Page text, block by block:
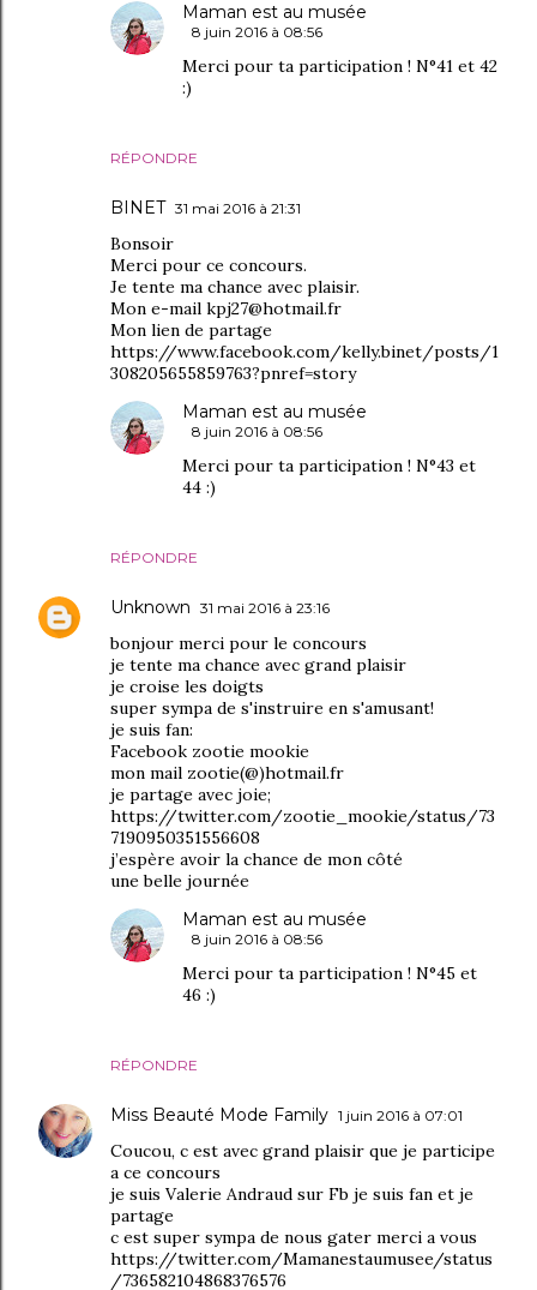
RÉPONDRE
Maman est au musée
8 juin 2016 à 08:56
Merci pour ta participation ! N°41 et 42
:)
BINET 31 mai 2016 à 21:31
Bonsoir
Merci pour ce concours.
Je tente ma chance avec plaisir.
Mon e-mail kpj27@hotmail.fr
Mon lien de partage
https://www.facebook.com/kelly.binet/posts/1
308205655859763?pnref=story
RÉPONDRE
Maman est au musée
8 juin 2016 à 08:56
Merci pour ta participation ! N°43 et
44 :)
Unknown 31 mai 2016 à 23:16
bonjour merci pour le concours
je tente ma chance avec grand plaisir
je croise les doigts
super sympa de s'instruire en s'amusant!
je suis fan:
Facebook zootie mookie
mon mail zootie(@)hotmail.fr
je partage avec joie;
https://twitter.com/zootie_mookie/status/73
7190950351556608
j’espère avoir la chance de mon côté
une belle journée
RÉPONDRE
Maman est au musée
8 juin 2016 à 08:56
Merci pour ta participation ! N°45 et
46 :)
Miss Beauté Mode Family 1 juin 2016 à 07:01
Coucou, c est avec grand plaisir que je participe
a ce concours
je suis Valerie Andraud sur Fb je suis fan et je
partage
c est super sympa de nous gater merci a vous
https://twitter.com/Mamanestaumusee/status
/736582104868376576